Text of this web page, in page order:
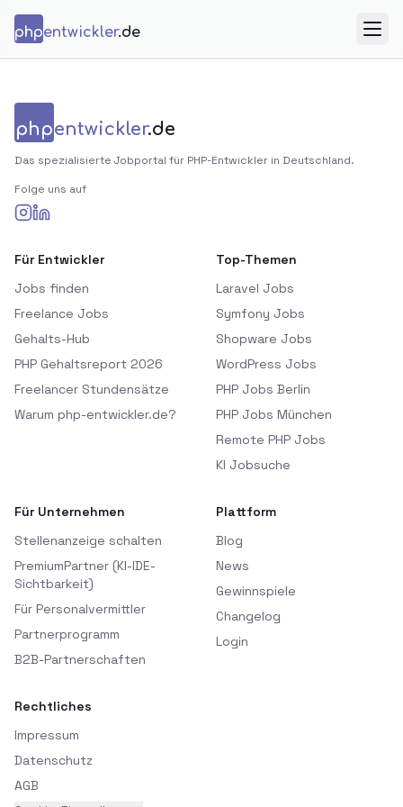
phpentwickler.de
phpentwickler.de
Das spezialisierte Jobportal für PHP-Entwickler in Deutschland.
Folge uns auf
Für Entwickler
Jobs finden
Freelance Jobs
Gehalts-Hub
PHP Gehaltsreport 2026
Freelancer Stundensätze
Warum php-entwickler.de?
Top-Themen
Laravel Jobs
Symfony Jobs
Shopware Jobs
WordPress Jobs
PHP Jobs Berlin
PHP Jobs München
Remote PHP Jobs
KI Jobsuche
Für Unternehmen
Stellenanzeige schalten
PremiumPartner (KI-IDE-
Sichtbarkeit)
Für Personalvermittler
Partnerprogramm
B2B-Partnerschaften
Plattform
Blog
News
Gewinnspiele
Changelog
Login
Rechtliches
Impressum
Datenschutz
AGB